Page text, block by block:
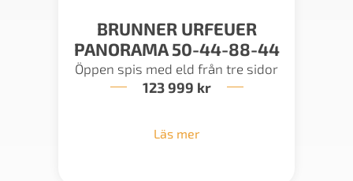
BRUNNER URFEUER
PANORAMA 50-44-88-44
Öppen spis med eld från tre sidor
123 999 kr
Läs mer